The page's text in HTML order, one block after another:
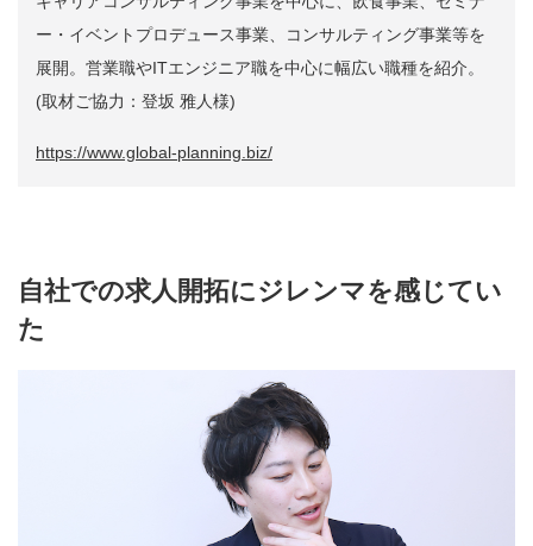
ー・イベントプロデュース事業、コンサルティング事業等を
展開。営業職やITエンジニア職を中心に幅広い職種を紹介。
(取材ご協力：登坂 雅人様)
https://www.global-planning.biz/
自社での求人開拓にジレンマを感じてい
た